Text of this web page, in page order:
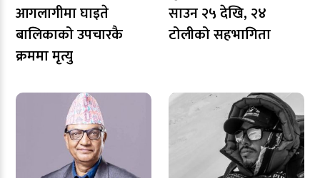
आगलागीमा घाइते
बालिकाको उपचारकै
क्रममा मृत्यु
साउन २५ देखि, २४
टोलीको सहभागिता